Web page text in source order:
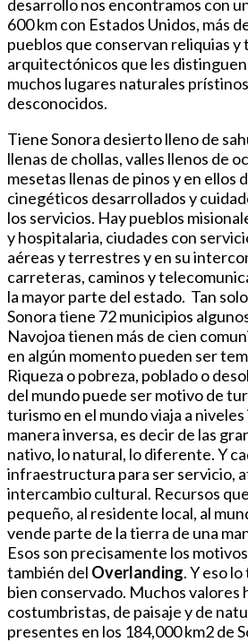
desarrollo nos encontramos con
600 km con Estados Unidos, más
pueblos que conservan reliquias y
arquitectónicos que les
muchos lugares naturales
desconocidos.
Tiene Sonora desierto lleno de
llenas de chollas, valles llenos de
mesetas llenas de pinos y en ellos
cinegéticos desarrollados y
los servicios. Hay pueblos
y hospitalaria, ciudades con
aéreas y terrestres y en su
carreteras, caminos y
la mayor parte del estado. Tan
Sonora tiene 72 municipios
Navojoa tienen más de cien
en algún momento pueden ser
Riqueza o pobreza, poblado o
del mundo puede ser motivo de
turismo en el mundo viaja a
manera inversa, es decir de las
nativo, lo natural, lo diferente. Y
infraestructura para ser servicio,
intercambio cultural. Recursos
pequeño, al residente local, al
vende parte de la tierra de una
Esos son precisamente los
también del Overlanding. Y eso
bien conservado. Muchos valores
costumbristas, de paisaje y de
presentes en los 184,000 km2 de